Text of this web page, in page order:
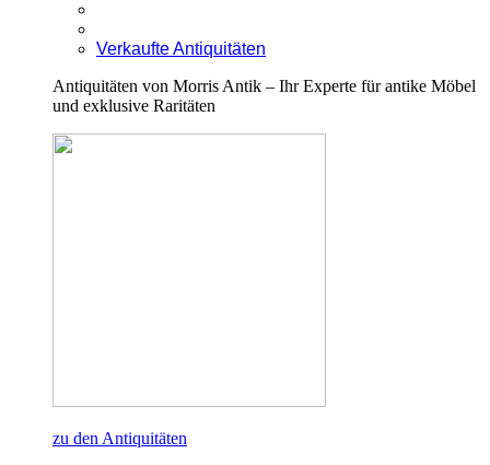
Verkaufte Antiquitäten
Antiquitäten von Morris Antik – Ihr Experte für antike Möbel
und exklusive Raritäten
zu den Antiquitäten